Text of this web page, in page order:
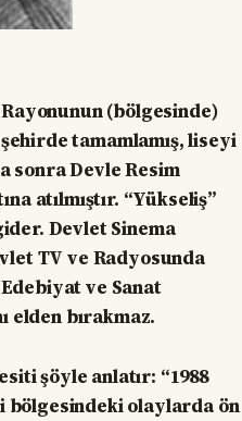
(bölgesinde)
tamamlamış, liseyi
sonra Devle Resim
atılmıştır. “Yükseliş”
Devlet Sinema
TV ve Radyosunda
ve Sanat
elden bırakmaz.
şöyle anlatır: “1988
bölgesindeki olaylarda ön